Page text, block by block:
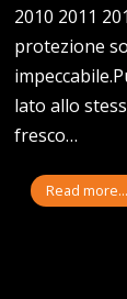
2010 2011
protezione
lato allo
fresco…
Read more...